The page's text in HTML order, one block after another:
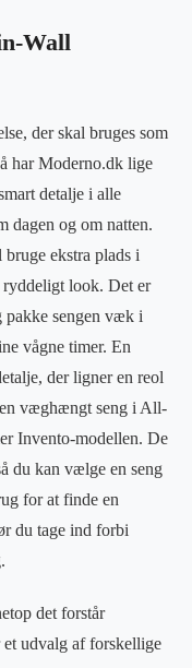
Wall
der skal bruges som
har Moderno.dk lige
detalje i alle
dagen og om natten.
ekstra plads i
ryddeligt look. Det er
sengen væk i
vågne timer. En
der ligner en reol
væghængt seng i All-
Invento-modellen. De
du kan vælge en seng
for at finde en
du tage ind forbi
det forstår
udvalg af forskellige